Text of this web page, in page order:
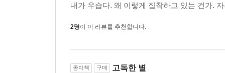
내가 우습다. 왜 이렇게 집착하고 있는 건가.
2명이 이 리뷰를 추천합니다.
종이책 구매 고독한 별